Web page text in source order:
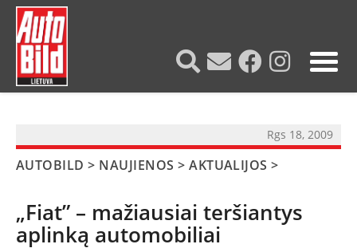
Rgs 18, 2009
AUTOBILD > NAUJIENOS >AKTUALIJOS >
„Fiat” – mažiausiai teršiantys
aplinką automobiliai